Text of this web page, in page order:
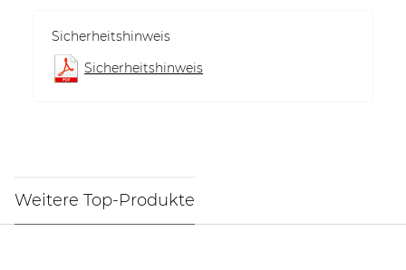
Sicherheitshinweis
Sicherheitshinweis
Weitere Top-Produkte